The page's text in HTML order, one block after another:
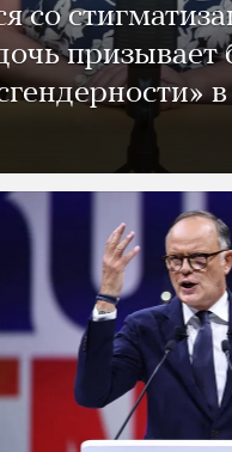
со
призывает